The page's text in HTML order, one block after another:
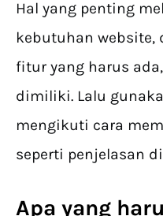
Hal yang penting
kebutuhan
fitur yang harus
dimiliki. Lalu
mengikuti cara
seperti penjelasan
Apa yang